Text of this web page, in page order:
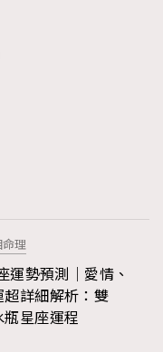
547
281
Mo《See
Exhibition
命理
運勢預測｜愛情、
詳細解析：雙
星座運程